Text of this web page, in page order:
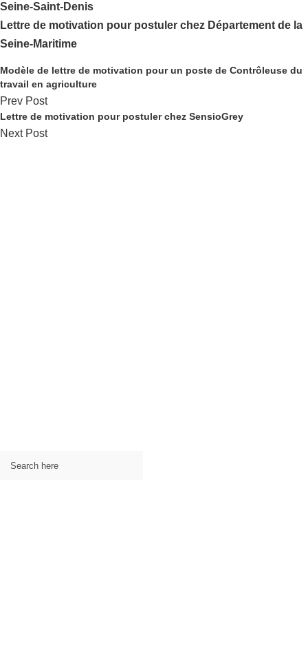
Seine-Saint-Denis
Lettre de motivation pour postuler chez Département de la
Seine-Maritime
Modèle de lettre de motivation pour un poste de Contrôleuse du
travail en agriculture
Prev Post
Lettre de motivation pour postuler chez SensioGrey
Next Post